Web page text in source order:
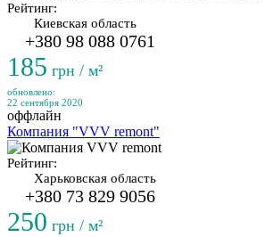
Рейтинг:
Киевская область
+380 98 088 0761
185 грн / м²
обновлено:
22 сентября 2020
оффлайн
Компания "VVV remont"
Рейтинг:
Харьковская область
+380 73 829 9056
250 грн / м²